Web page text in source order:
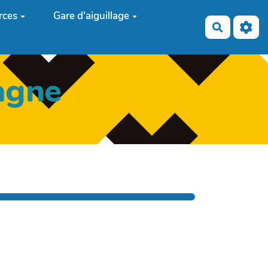
Gare d'aiguillage